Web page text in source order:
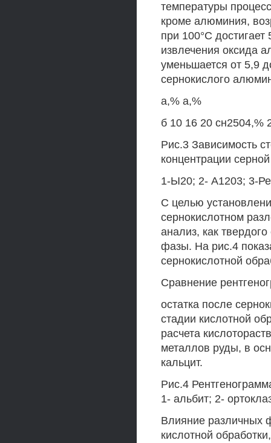
температуры
кроме алюминия,
при 100°С достигает
извлечения оксида
уменьшается от 5,9
сернокислого
а,% а,%
б 10 16 20 сн2504,%
Рис.3 Зависимость
концентрации
1-Ы20; 2- А1203; 3-
С целью
сернокислотном
анализ, как
фазы. На рис.4
сернокислотной
Сравнение
остатка после
стадии кислотной
расчета
металлов руды, в
кальцит.
Рис.4
1- альбит; 2-
Влияние различных
кислотной